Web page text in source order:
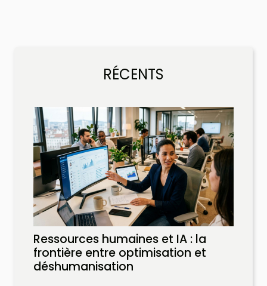
RÉCENTS
Ressources humaines et IA : la
frontière entre optimisation et
déshumanisation